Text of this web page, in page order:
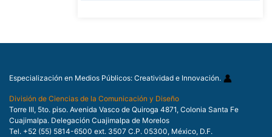
Especialización en Medios Públicos: Creatividad e Innovación.
División de Ciencias de la Comunicación y Diseño
Torre III, 5to. piso. Avenida Vasco de Quiroga 4871, Colonia Santa Fe
Cuajimalpa. Delegación Cuajimalpa de Morelos
Tel. +52 (55) 5814-6500 ext. 3507 C.P. 05300, México, D.F.